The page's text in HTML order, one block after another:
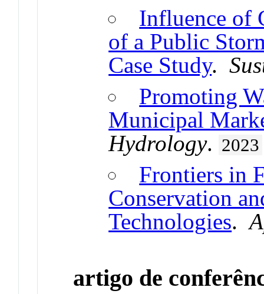
Influence of
of a Public
Case Study.
Promoting
Municipal
Hydrology. 2023
Frontiers in
Conservation
Technologies.
artigo de